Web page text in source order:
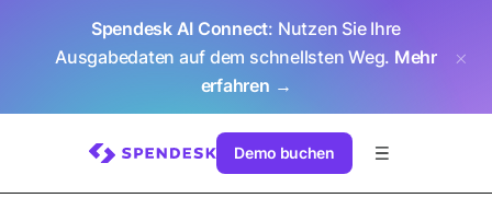
Spendesk AI Connect: Nutzen Sie Ihre
Ausgabedaten auf dem schnellsten Weg. Mehr
erfahren →
Demo buchen